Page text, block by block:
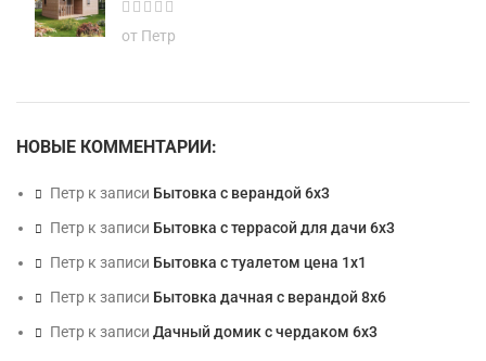
от Петр
НОВЫЕ КОММЕНТАРИИ:
Петр к записи Бытовка с верандой 6х3
Петр к записи Бытовка с террасой для дачи 6х3
Петр к записи Бытовка с туалетом цена 1х1
Петр к записи Бытовка дачная с верандой 8х6
Петр к записи Дачный домик с чердаком 6х3